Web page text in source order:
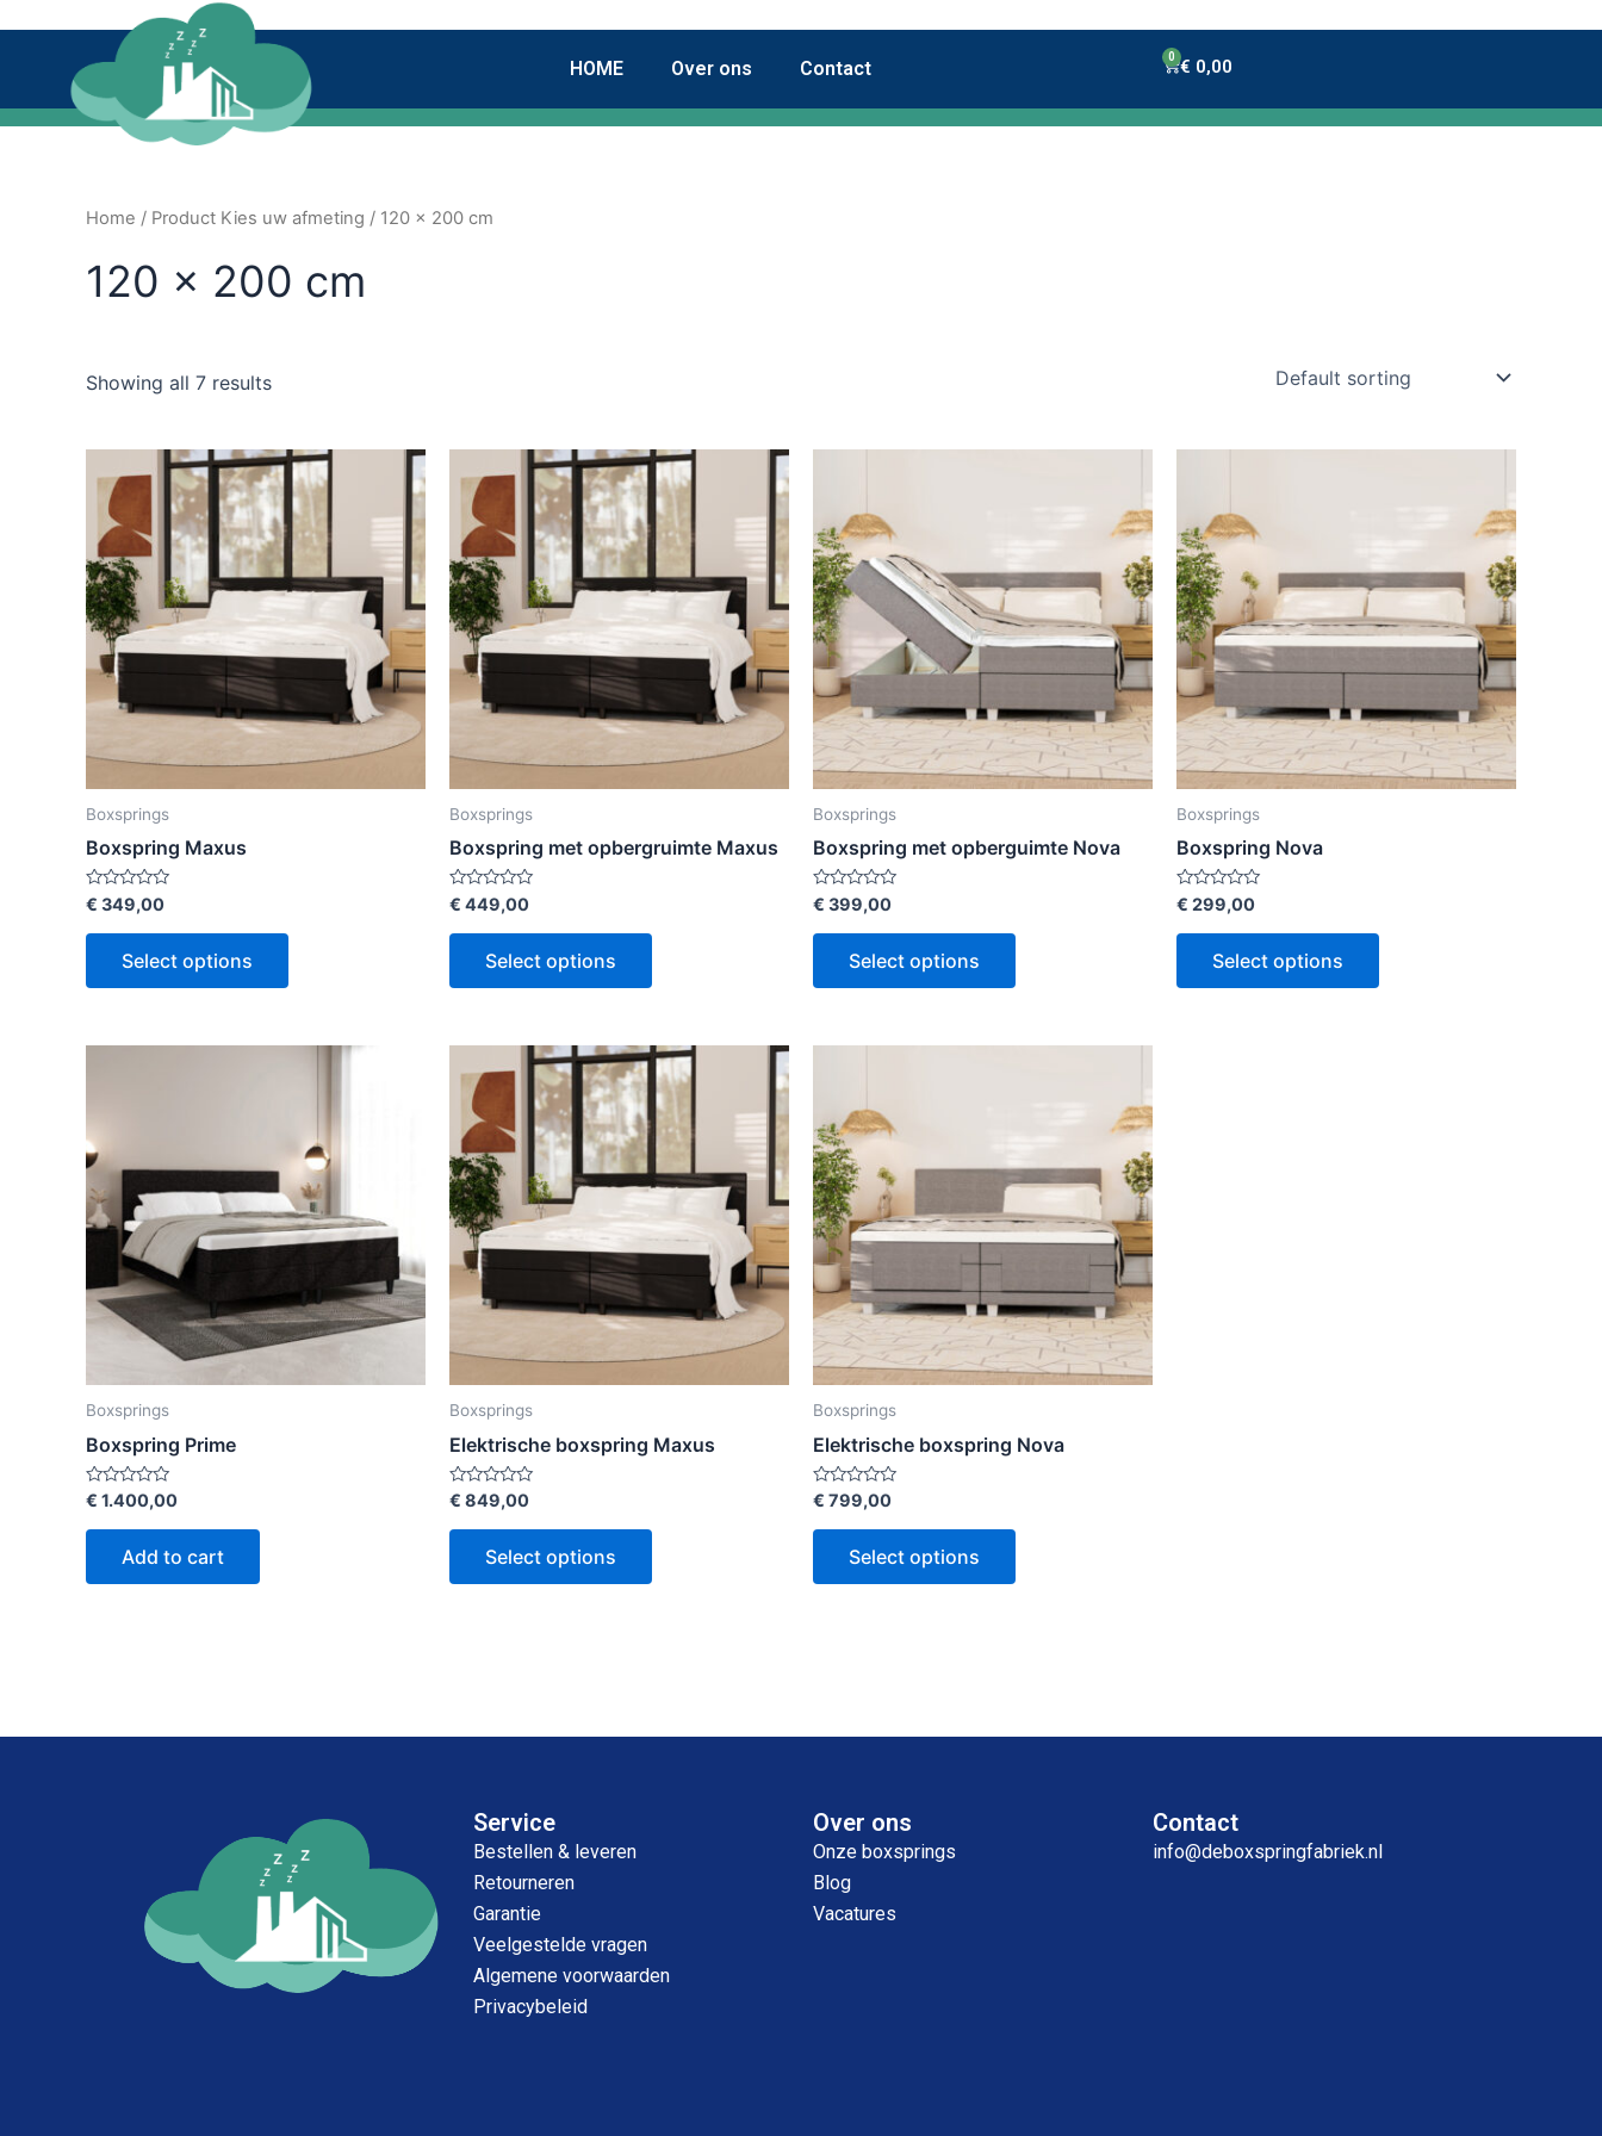
inhoud
HOME Over ons Contact € 0,00
0 Winkelwagen
Home / Product Kies uw afmeting / 120 x 200 cm
120 x 200 cm
Showing all 7 results
Boxsprings
Boxspring Maxus
Rated
0
out
€ 349,00
Select options
Boxsprings
Boxspring met opbergruimte Maxus
Rated
0
out
€ 449,00
Select options
Boxsprings
Boxspring met opberguimte Nova
Rated
0
out
€ 399,00
Select options
Boxsprings
Boxspring Nova
Rated
0
out
€ 299,00
Select options
Boxsprings
Boxspring Prime
Rated
out
€ 1.400,00
Add to cart
Boxsprings
Elektrische boxspring Maxus
Rated
out
€ 849,00
Select options
Boxsprings
Elektrische boxspring Nova
Rated
out
€ 799,00
Select options
Service
Bestellen & leveren
Retourneren
Garantie
Veelgestelde vragen
Algemene voorwaarden
Privacybeleid
Over ons
Onze boxsprings
Blog
Vacatures
Contact
info@deboxspringfabriek.nl